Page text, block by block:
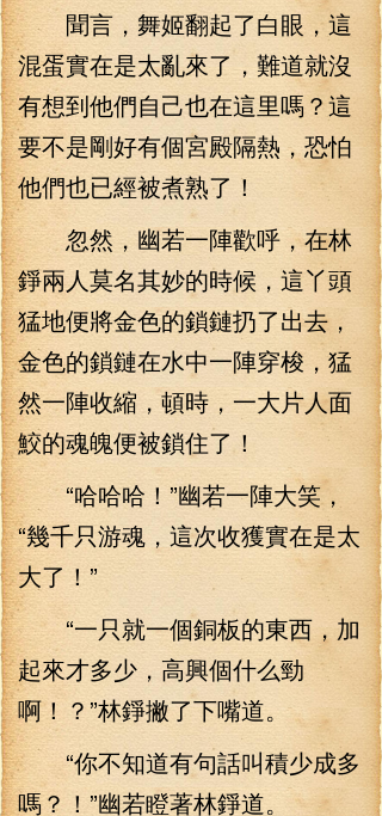
聞言，舞姬翻起了白眼，這
混蛋實在是太亂來了，難道就沒
有想到他們自己也在這里嗎？這
要不是剛好有個宮殿隔熱，恐怕
他們也已經被煮熟了！
忽然，幽若一陣歡呼，在林
錚兩人莫名其妙的時候，這丫頭
猛地便將金色的鎖鏈扔了出去，
金色的鎖鏈在水中一陣穿梭，猛
然一陣收縮，頓時，一大片人面
鮫的魂魄便被鎖住了！
“哈哈哈！”幽若一陣大笑，
“幾千只游魂，這次收獲實在是太
大了！”
“一只就一個銅板的東西，加
起來才多少，高興個什么勁
啊！？”林錚撇了下嘴道。
“你不知道有句話叫積少成多
嗎？！”幽若瞪著林錚道。